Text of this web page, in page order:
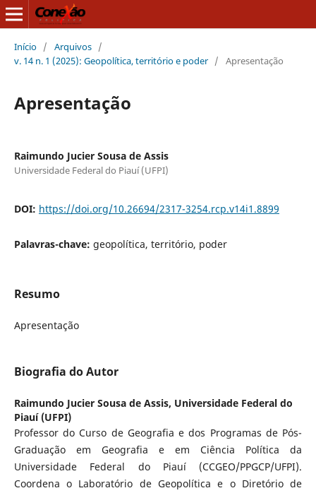
Início / Arquivos /
v. 14 n. 1 (2025): Geopolítica, território e poder / Apresentação
Apresentação
Raimundo Jucier Sousa de Assis
Universidade Federal do Piauí (UFPI)
DOI: https://doi.org/10.26694/2317-3254.rcp.v14i1.8899
Palavras-chave: geopolítica, território, poder
Resumo
Apresentação
Biografia do Autor
Raimundo Jucier Sousa de Assis, Universidade Federal do
Piauí (UFPI)
Professor do Curso de Geografia e dos Programas de Pós-
Graduação em Geografia e em Ciência Política da
Universidade Federal do Piauí (CCGEO/PPGCP/UFPI).
Coordena o Laboratório de Geopolítica e o Diretório de